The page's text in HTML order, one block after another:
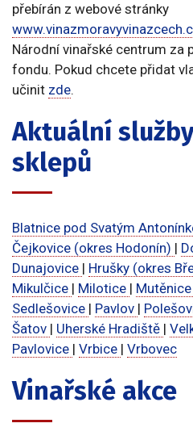
přebírán z webové stránky
Národní vinařské centrum za
fondu. Pokud chcete přidat
učinit zde.
Aktuální
sklepů
Blatnice pod Svatým
Čejkovice (okres Hodonín) |
Dunajovice | Hrušky (okres
Mikulčice | Milotice | Mutěnice
Sedlešovice | Pavlov |
Šatov | Uherské Hradiště |
Pavlovice | Vrbice | Vrbovec
Vinařské akce